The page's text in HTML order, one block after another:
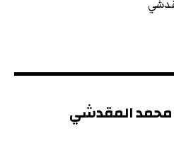
محمد المقدشي